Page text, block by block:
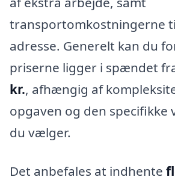
transportomkostningerne
adresse. Generelt kan du
priserne ligger i spændet
kr., afhængig af
opgaven og den specifikke
du vælger.
Det anbefales at indhente